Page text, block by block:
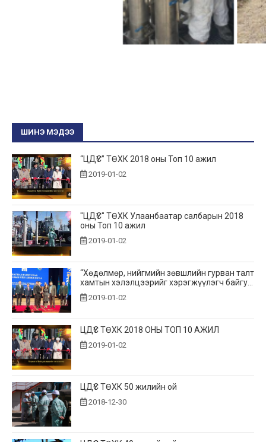
ШИНЭ МЭДЭЭ
“ЦДҮС” ТӨХК 2018 оны Топ 10 ажил
2019-01-02
"ЦДҮС" ТӨХК Улаанбаатар салбарын 2018
оны Топ 10 ажил
2019-01-02
“Хөдөлмөр, нийгмийн зөвшлийн гурван талт
хамтын хэлэлцээрийг хэрэгжүүлэгч байгу...
2019-01-02
ЦДҮС ТӨХК 2018 ОНЫ ТОП 10 АЖИЛ
2019-01-02
ЦДҮС ТӨХК 50 жилийн ой
2018-12-30